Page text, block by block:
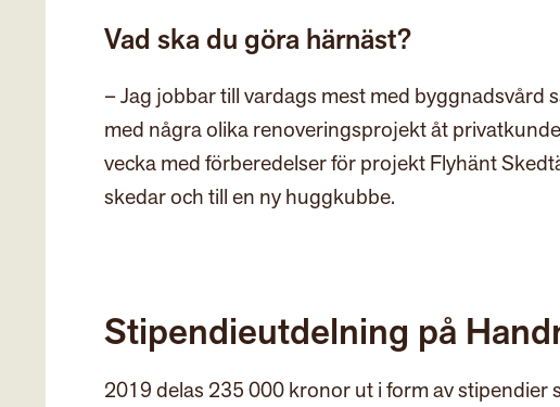
Vad ska du göra härnäst?
– Jag jobbar till vardags mest med
med några olika renoveringsprojekt åt
vecka med förberedelser för projekt Flyhänt
skedar och till en ny huggkubbe.
Stipendieutdelning på
2019 delas 235 000 kronor ut i form av